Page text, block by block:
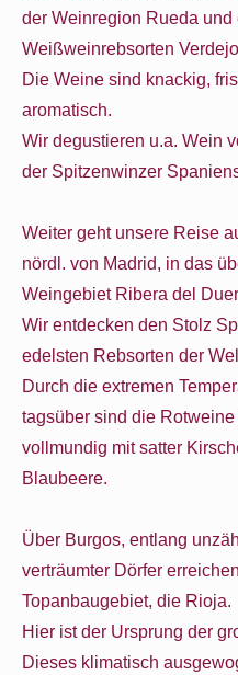
der Weinregion Rueda und
Weißweinrebsorten
Die Weine sind knackig,
aromatisch.
Wir degustieren u.a. Wein
der Spitzenwinzer
Weiter geht unsere Reise
nördl. von Madrid, in das
Weingebiet Ribera del
Wir entdecken den Stolz
edelsten Rebsorten der
Durch die extremen
tagsüber sind die
vollmundig mit satter
Blaubeere.
Über Burgos, entlang
verträumter Dörfer
Topanbaugebiet, die Rioja.
Hier ist der Ursprung der
Dieses klimatisch